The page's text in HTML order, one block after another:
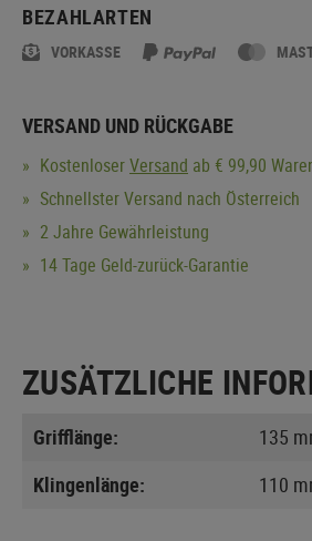
BEZAHLARTEN
VORKASSE
VERSAND UND RÜCKGABE
KostenloserVersand ab € 99,90
Schnellster Versand nach Österreich
2 Jahre Gewährleistung
14 Tage Geld-zurück-Garantie
ZUSÄTZLICHE
Grifflänge:
135
Klingenlänge:
110